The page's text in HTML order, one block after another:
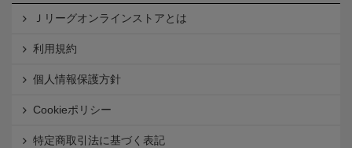
Ｊリーグオンラインストアとは
利用規約
個人情報保護方針
Cookieポリシー
特定商取引法に基づく表記